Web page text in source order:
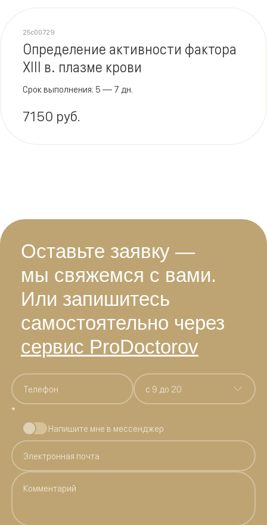
Определение активности фактора
XIII в. плазме крови
25c00729
7150 руб.
Срок выполнения: 5 — 7 дн.
Оставьте заявку —
мы свяжемся с вами.
Или запишитесь
самостоятельно через
сервис ProDoctorov
*
c 9 до 20
Напишите мне в мессенджер